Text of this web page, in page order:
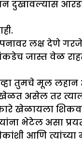
दुखावल्यास
लक्ष देणे
जास्त वेळ
तुमचे मूल
खेळत असेल तर
खेळायला
भेटेल असा
आणि